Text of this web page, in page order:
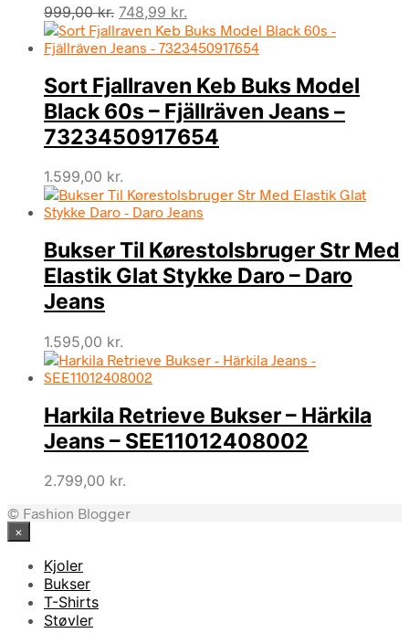
999,00kr. Den
oprindelige
pris
999,00 kr..
748,99 kr.
aktuelle
pris
748,99 kr..
Sort Fjallraven Keb Buks Model
Black 60s – Fjällräven Jeans –
7323450917654
1.599,00 kr.
Bukser Til Kørestolsbruger Str Med
Elastik Glat Stykke Daro – Daro
Jeans
1.595,00 kr.
Harkila Retrieve Bukser – Härkila
Jeans – SEE11012408002
2.799,00 kr.
© Fashion Blogger
×
Kjoler
Bukser
T-Shirts
Støvler